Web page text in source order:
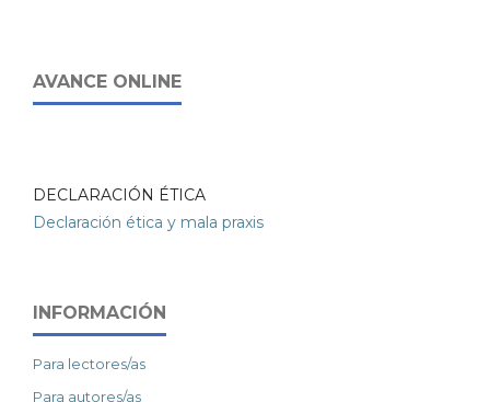
AVANCE ONLINE
DECLARACIÓN ÉTICA
Declaración ética y mala praxis
INFORMACIÓN
Para lectores/as
Para autores/as